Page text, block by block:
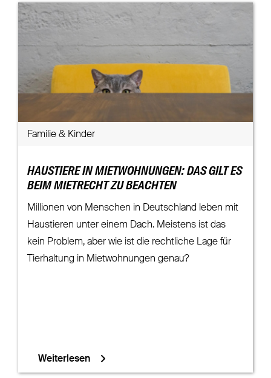
Familie & Kinder
HAUSTIERE IN MIETWOHNUNGEN: DAS GILT ES
BEIM MIETRECHT ZU BEACHTEN
Millionen von Menschen in Deutschland leben mit
Haustieren unter einem Dach. Meistens ist das
kein Problem, aber wie ist die rechtliche Lage für
Tierhaltung in Mietwohnungen genau?
Weiterlesen